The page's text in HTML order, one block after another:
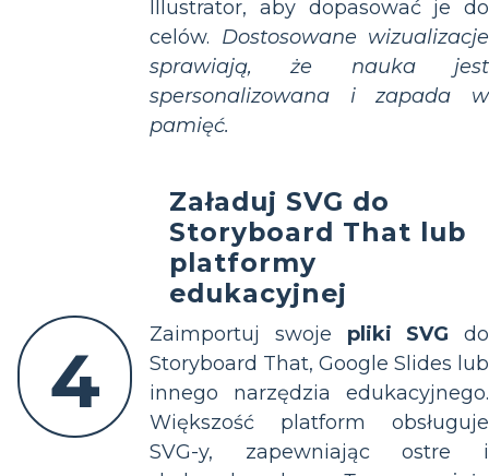
Illustrator, aby dopasować je do
celów. Dostosowane wizualizacje
sprawiają, że nauka jest
spersonalizowana i zapada w
pamięć.
4
Załaduj SVG do
Storyboard That lub
platformy
edukacyjnej
Zaimportuj swoje pliki SVG do
Storyboard That, Google Slides lub
innego narzędzia edukacyjnego.
Większość platform obsługuje
SVG-y, zapewniając ostre i